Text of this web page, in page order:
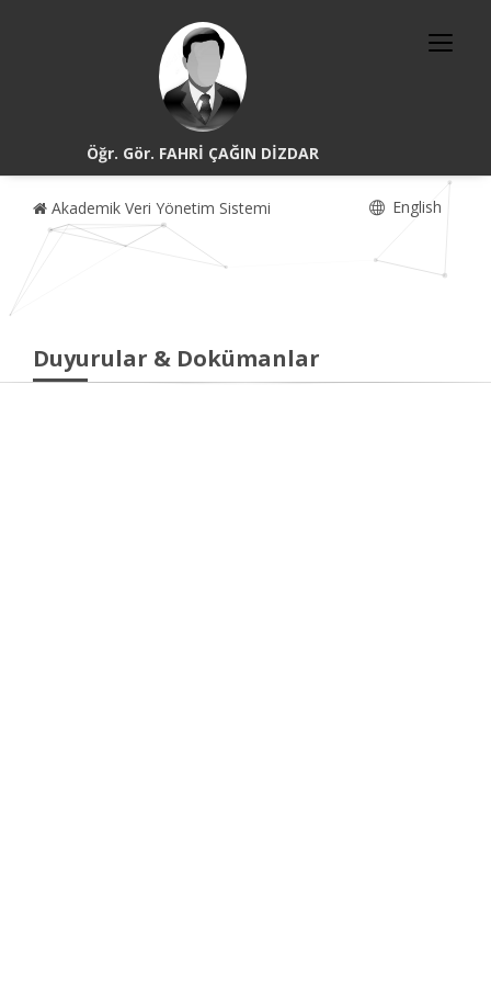
Öğr. Gör. FAHRİ ÇAĞIN DİZDAR
Akademik Veri Yönetim Sistemi English
Duyurular & Dokümanlar